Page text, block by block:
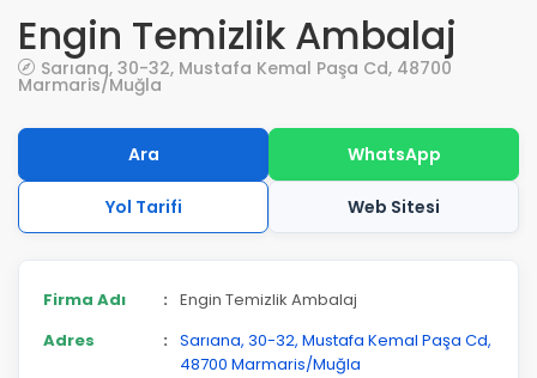
Engin Temizlik Ambalaj
Sarıana, 30-32, Mustafa Kemal Paşa Cd, 48700
Marmaris/Muğla
Ara WhatsApp
Yol Tarifi Web Sitesi
Firma Adı : Engin Temizlik Ambalaj
Adres
: Sarıana, 30-32, Mustafa Kemal Paşa Cd,
48700 Marmaris/Muğla